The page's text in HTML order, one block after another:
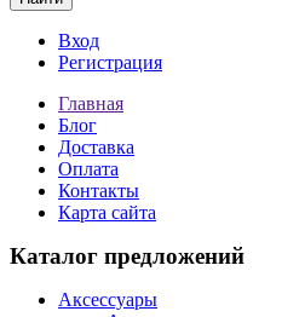
Вход
Регистрация
Главная
Блог
Доставка
Оплата
Контакты
Карта сайта
Каталог предложений
Аксессуары